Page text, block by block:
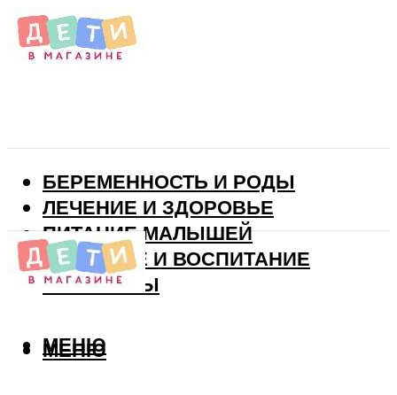
БЕРЕМЕННОСТЬ И РОДЫ
ЛЕЧЕНИЕ И ЗДОРОВЬЕ
ПИТАНИЕ МАЛЫШЕЙ
РАЗВИТИЕ И ВОСПИТАНИЕ
ВИТАМИНЫ
МЕНЮ
МЕНЮ